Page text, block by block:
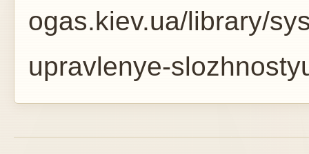
ogas.kiev.ua/library/
upravlenye-